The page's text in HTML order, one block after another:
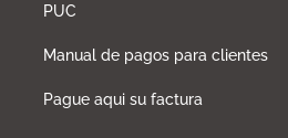
PUC
Manual de pagos para clientes
Pague aqui su factura